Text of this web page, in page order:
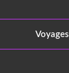
Voyages